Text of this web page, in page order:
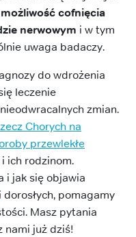
cofnięcia
nerwowym i w tym
uwaga badaczy.
do wdrożenia
leczenie
zmian.
Chorych na
przewlekłe
ich rodzinom.
i jak się objawia
i dorosłych, pomagamy
Masz pytania
nami już dziś!